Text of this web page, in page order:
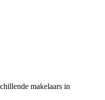
makelaars in